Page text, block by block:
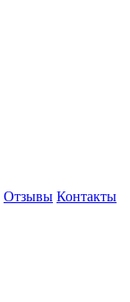
Отзывы Контакты